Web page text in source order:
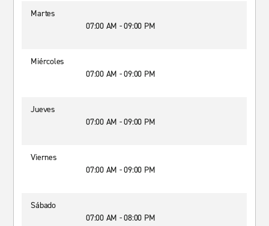
Martes
07:00 AM - 09:00 PM
Miércoles
07:00 AM - 09:00 PM
Jueves
07:00 AM - 09:00 PM
Viernes
07:00 AM - 09:00 PM
Sábado
07:00 AM - 08:00 PM